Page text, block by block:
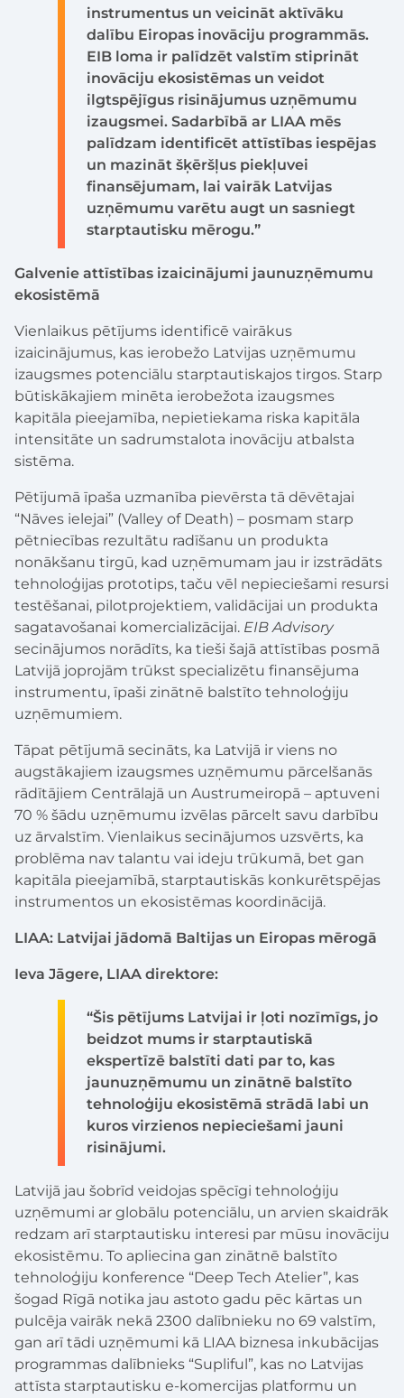
instrumentus un veicināt aktīvāku
dalību Eiropas inovāciju programmās.
EIB loma ir palīdzēt valstīm stiprināt
inovāciju ekosistēmas un veidot
ilgtspējīgus risinājumus uzņēmumu
izaugsmei. Sadarbībā ar LIAA mēs
palīdzam identificēt attīstības iespējas
un mazināt šķēršļus piekļuvei
finansējumam, lai vairāk Latvijas
uzņēmumu varētu augt un sasniegt
starptautisku mērogu.”
Galvenie attīstības izaicinājumi jaunuzņēmumu
ekosistēmā
Vienlaikus pētījums identificē vairākus
izaicinājumus, kas ierobežo Latvijas uzņēmumu
izaugsmes potenciālu starptautiskajos tirgos. Starp
būtiskākajiem minēta ierobežota izaugsmes
kapitāla pieejamība, nepietiekama riska kapitāla
intensitāte un sadrumstalota inovāciju atbalsta
sistēma.
Pētījumā īpaša uzmanība pievērsta tā dēvētajai
“Nāves ielejai” (Valley of Death) – posmam starp
pētniecības rezultātu radīšanu un produkta
nonākšanu tirgū, kad uzņēmumam jau ir izstrādāts
tehnoloģijas prototips, taču vēl nepieciešami resursi
testēšanai, pilotprojektiem, validācijai un produkta
sagatavošanai komercializācijai. EIB Advisory
secinājumos norādīts, ka tieši šajā attīstības posmā
Latvijā joprojām trūkst specializētu finansējuma
instrumentu, īpaši zinātnē balstīto tehnoloģiju
uzņēmumiem.
Tāpat pētījumā secināts, ka Latvijā ir viens no
augstākajiem izaugsmes uzņēmumu pārcelšanās
rādītājiem Centrālajā un Austrumeiropā – aptuveni
70 % šādu uzņēmumu izvēlas pārcelt savu darbību
uz ārvalstīm. Vienlaikus secinājumos uzsvērts, ka
problēma nav talantu vai ideju trūkumā, bet gan
kapitāla pieejamībā, starptautiskās konkurētspējas
instrumentos un ekosistēmas koordinācijā.
LIAA: Latvijai jādomā Baltijas un Eiropas mērogā
Ieva Jāgere, LIAA direktore:
“Šis pētījums Latvijai ir ļoti nozīmīgs, jo
beidzot mums ir starptautiskā
ekspertīzē balstīti dati par to, kas
jaunuzņēmumu un zinātnē balstīto
tehnoloģiju ekosistēmā strādā labi un
kuros virzienos nepieciešami jauni
risinājumi.
Latvijā jau šobrīd veidojas spēcīgi tehnoloģiju
uzņēmumi ar globālu potenciālu, un arvien skaidrāk
redzam arī starptautisku interesi par mūsu inovāciju
ekosistēmu. To apliecina gan zinātnē balstīto
tehnoloģiju konference “Deep Tech Atelier”, kas
šogad Rīgā notika jau astoto gadu pēc kārtas un
pulcēja vairāk nekā 2300 dalībnieku no 69 valstīm,
gan arī tādi uzņēmumi kā LIAA biznesa inkubācijas
programmas dalībnieks “Supliful”, kas no Latvijas
attīsta starptautisku e-komercijas platformu un